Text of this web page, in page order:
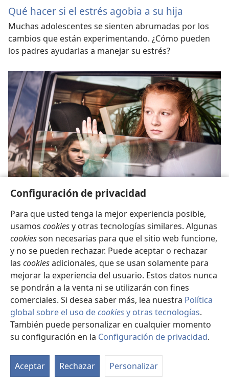
Configuración de privacidad
Para que usted tenga la mejor experiencia posible,
usamos cookiesy otras tecnologías similares. Algunas
cookiesson necesarias para que el sitio web funcione,
y no se pueden rechazar. Puede aceptar o rechazar
las cookiesadicionales, que se usan solamente para
mejorar la experiencia del usuario. Estos datos nunca
se pondrán a la venta ni se utilizarán con fines
comerciales. Si desea saber más, lea nuestra Política
global sobre el uso decookiesy otras tecnologías.
También puede personalizar en cualquier momento
su configuración en la Configuración de privacidad.
Aceptar Rechazar Personalizar
Qué hacer si el estrés agobia a su hija
Muchas adolescentes se sienten abrumadas por los
cambios que están experimentando. ¿Cómo pueden
los padres ayudarlas a manejar su estrés?
Cómo adaptarse a los cambios
jóvenes han logrado adaptarse.
Atención médica